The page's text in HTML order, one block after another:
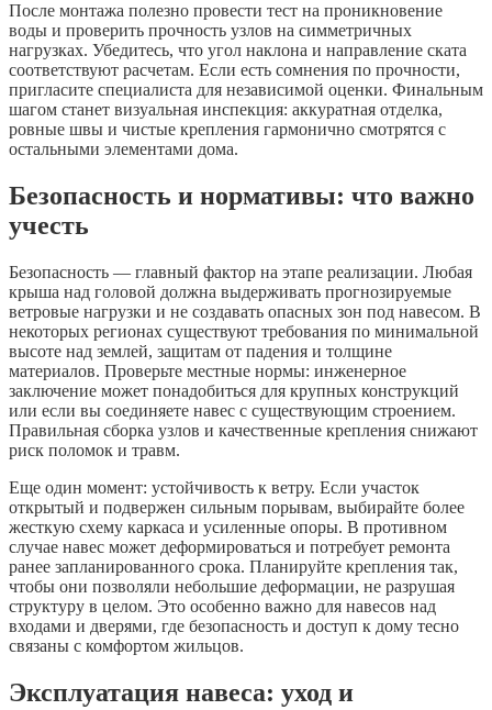
После монтажа полезно провести тест на проникновение
воды и проверить прочность узлов на симметричных
нагрузках. Убедитесь, что угол наклона и направление ската
соответствуют расчетам. Если есть сомнения по прочности,
пригласите специалиста для независимой оценки. Финальным
шагом станет визуальная инспекция: аккуратная отделка,
ровные швы и чистые крепления гармонично смотрятся с
остальными элементами дома.
Безопасность и нормативы: что важно
учесть
Безопасность — главный фактор на этапе реализации. Любая
крыша над головой должна выдерживать прогнозируемые
ветровые нагрузки и не создавать опасных зон под навесом. В
некоторых регионах существуют требования по минимальной
высоте над землей, защитам от падения и толщине
материалов. Проверьте местные нормы: инженерное
заключение может понадобиться для крупных конструкций
или если вы соединяете навес с существующим строением.
Правильная сборка узлов и качественные крепления снижают
риск поломок и травм.
Еще один момент: устойчивость к ветру. Если участок
открытый и подвержен сильным порывам, выбирайте более
жесткую схему каркаса и усиленные опоры. В противном
случае навес может деформироваться и потребует ремонта
ранее запланированного срока. Планируйте крепления так,
чтобы они позволяли небольшие деформации, не разрушая
структуру в целом. Это особенно важно для навесов над
входами и дверями, где безопасность и доступ к дому тесно
связаны с комфортом жильцов.
Эксплуатация навеса: уход и